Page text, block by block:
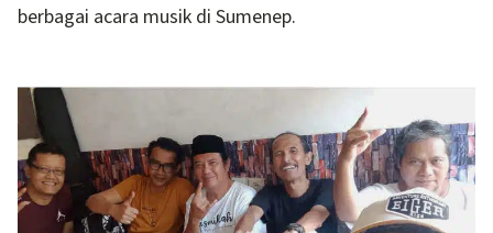
berbagai acara musik di Sumenep.